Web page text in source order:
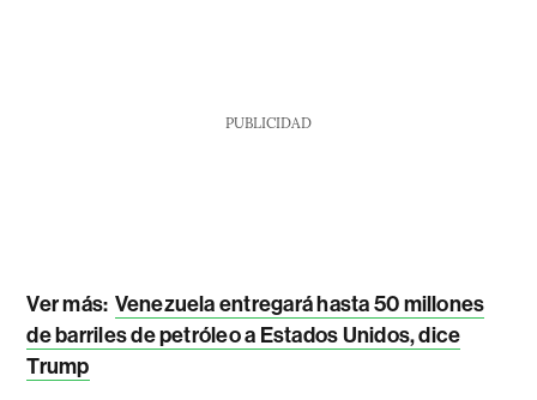
PUBLICIDAD
Ver más: Venezuela entregará hasta 50 millones
de barriles de petróleo a Estados Unidos, dice
Trump